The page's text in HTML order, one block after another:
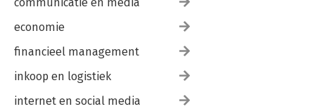
communicatie en media
economie
financieel management
inkoop en logistiek
internet en social media